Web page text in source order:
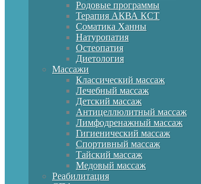
Родовые программы
Терапия АКВА КСТ
Соматика Ханны
Натуропатия
Остеопатия
Диетология
Массажи
Классический массаж
Лечебный массаж
Детский массаж
Антицеллюлитный массаж
Лимфодренажный массаж
Гигиенический массаж
Спортивный массаж
Тайский массаж
Медовый массаж
Реабилитация